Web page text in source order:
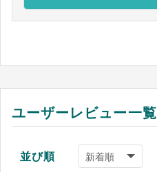
ユーザーレビュー一覧
並び順